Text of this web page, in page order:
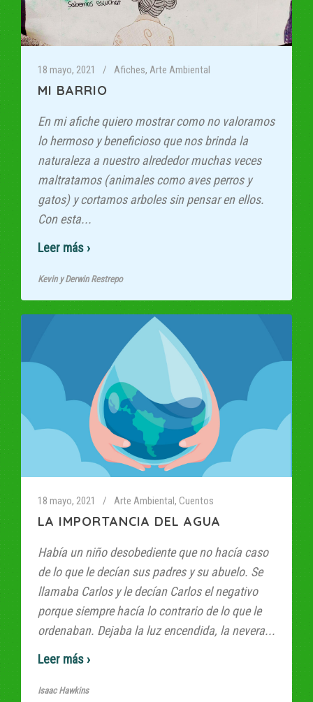
18 mayo, 2021 Afiches, Arte Ambiental
MI BARRIO
En mi afiche quiero mostrar como no valoramos
lo hermoso y beneficioso que nos brinda la
naturaleza a nuestro alrededor muchas veces
maltratamos (animales como aves perros y
gatos) y cortamos arboles sin pensar en ellos.
Con esta...
Kevin y Derwin Restrepo
18 mayo, 2021 Arte Ambiental, Cuentos
LA IMPORTANCIA DEL AGUA
Había un niño desobediente que no hacía caso
de lo que le decían sus padres y su abuelo. Se
llamaba Carlos y le decían Carlos el negativo
porque siempre hacía lo contrario de lo que le
ordenaban. Dejaba la luz encendida, la nevera...
Isaac Hawkins